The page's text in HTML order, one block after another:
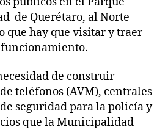
de Querétaro, al Norte
que hay que visitar y traer
de construir
teléfonos (AVM), centrales
seguridad para la policía y
que la Municipalidad